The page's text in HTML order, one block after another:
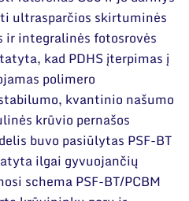
ultrasparčios skirtuminės
integralinės fotosrovės
kad PDHS įterpimas į
polimero
kvantinio našumo
krūvio pernašos
buvo pasiūlytas PSF-BT
ilgai gyvuojančių
schema PSF-BT/PCBM